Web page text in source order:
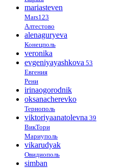
mariasteven
Mars123
Алтестово
alenaguryeva
Конецполь
veronika
evgeniyayashkova 53
Евгения
Рени
irinaogorodnik
oksanacherevko
Тернополь
viktoriyaanatolevna 39
ВикТори
Мариуполь
vikarudyak
Овидиополь
simban